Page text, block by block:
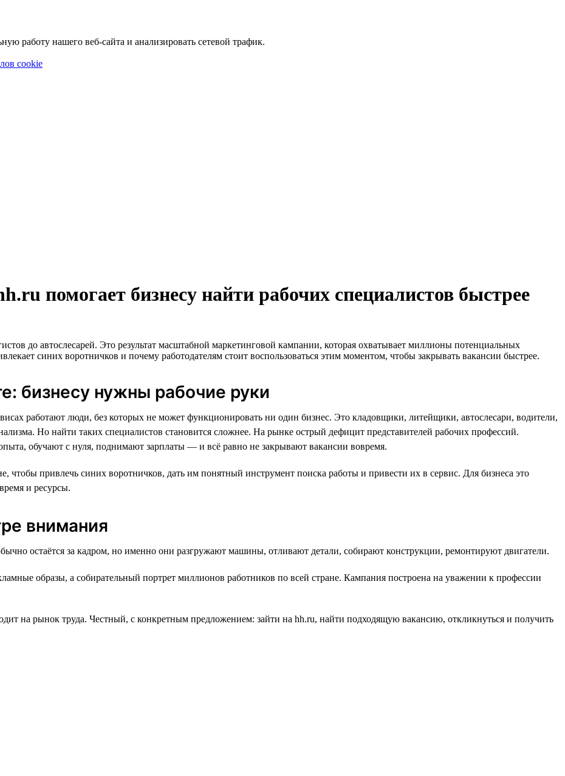
работу нашего веб-сайта и анализировать сетевой трафик.
cookie
помогает бизнесу найти рабочих специалистов быстрее
до автослесарей. Это результат масштабной маркетинговой кампании, которая охватывает миллионы потенциальных
синих воротничков и почему работодателям стоит воспользоваться этим моментом, чтобы закрывать вакансии быстрее.
бизнесу нужны рабочие руки
работают люди, без которых не может функционировать ни один бизнес. Это кладовщики, литейщики, автослесари, водители,
Но найти таких специалистов становится сложнее. На рынке острый дефицит представителей рабочих профессий.
обучают с нуля, поднимают зарплаты — и всё равно не закрывают вакансии вовремя.
чтобы привлечь синих воротничков, дать им понятный инструмент поиска работы и привести их в сервис. Для бизнеса это
и ресурсы.
внимания
остаётся за кадром, но именно они разгружают машины, отливают детали, собирают конструкции, ремонтируют двигатели.
образы, а собирательный портрет миллионов работников по всей стране. Кампания построена на уважении к профессии
на рынок труда. Честный, с конкретным предложением: зайти на hh.ru, найти подходящую вакансию, откликнуться и получить